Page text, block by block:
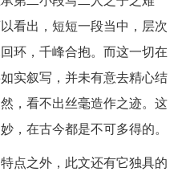
看出，短短一段当中，层次
环，千峰合抱。而这一切在
实叙写，并未有意去精心结
，看不出丝毫造作之迹。这
，在古今都是不可多得的。
点之外，此文还有它独具的